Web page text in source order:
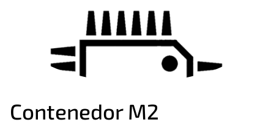
Contenedor M2